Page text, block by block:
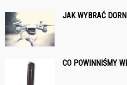
JAK WYBRAĆ
CO POWINNIŚMY